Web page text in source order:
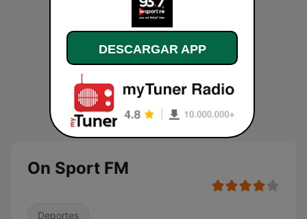
On Sport FM
Deportes
DESCARGAR APP